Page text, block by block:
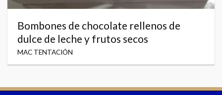
Bombones de chocolate rellenos de
dulce de leche y frutos secos
MAC TENTACIÓN